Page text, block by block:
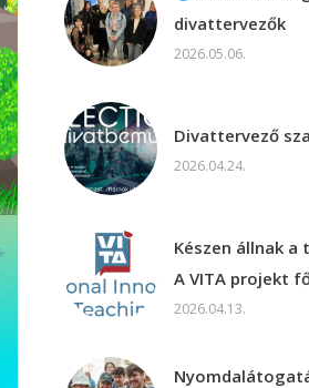
divattervezők
2026.05.06.
Divattervező
2026.04.24.
Készen állnak a
A VITA projekt
2026.04.13.